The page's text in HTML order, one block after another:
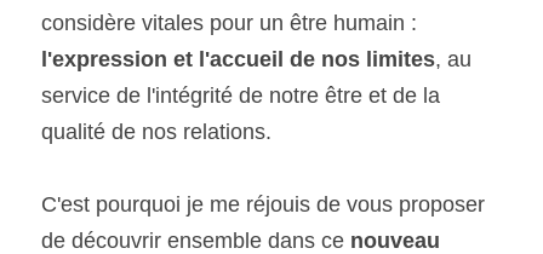
considère vitales pour un être humain :
l'expression et l'accueil de nos limites, au
service de l'intégrité de notre être et de la
qualité de nos relations.
C'est pourquoi je me réjouis de vous proposer
de découvrir ensemble dans ce nouveau